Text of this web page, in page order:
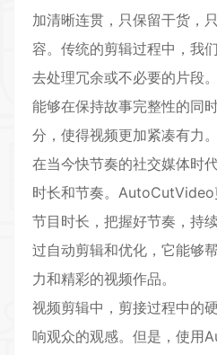
加清晰连贯，只保留干货，
容。传统的剪辑过程中，我
去处理冗余或不必要的片段
能够在保持故事完整性的同
分，使得视频更加紧凑有力。
在当今快节奏的社交媒体时
时长和节奏。
节目时长，把握好节奏，持
过自动剪辑和优化，它能够
力和精彩的视频作品。
视频剪辑中，剪接过程中的
响观众的观感。但是，使用